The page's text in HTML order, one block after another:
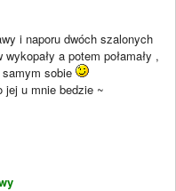
i naporu dwóch szalonych
a potem połamały ,
sobie
jej u mnie bedzie ~